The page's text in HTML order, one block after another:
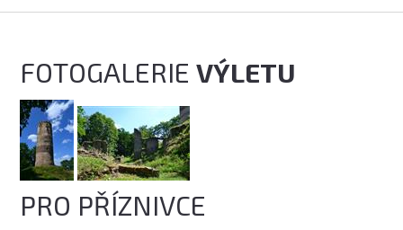
FOTOGALERIEVÝLETU
PRO PŘÍZNIVCE